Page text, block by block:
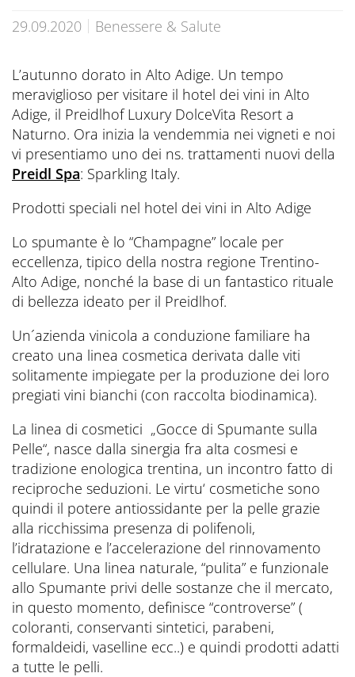
The Pools
Sauna Tower
Terme
News Blog
Escursioni & esperienze
Last Minute
Contatti
Prospetti
Informazioni Utili
29.09.2020 Benessere & Salute
L’autunno dorato in Alto Adige. Un tempo
meraviglioso per visitare il hotel dei vini in Alto
Adige, il Preidlhof Luxury DolceVita Resort a
Naturno. Ora inizia la vendemmia nei vigneti e noi
vi presentiamo uno dei ns. trattamenti nuovi della
Preidl Spa: Sparkling Italy.
Prodotti speciali nel hotel dei vini in Alto Adige
Lo spumante è lo “Champagne” locale per
eccellenza, tipico della nostra regione Trentino-
Alto Adige, nonché la base di un fantastico rituale
di bellezza ideato per il Preidlhof.
Un´azienda vinicola a conduzione familiare ha
creato una linea cosmetica derivata dalle viti
solitamente impiegate per la produzione dei loro
pregiati vini bianchi (con raccolta biodinamica).
La linea di cosmetici „Gocce di Spumante sulla
Pelle“, nasce dalla sinergia fra alta cosmesi e
tradizione enologica trentina, un incontro fatto di
reciproche seduzioni. Le virtu‘ cosmetiche sono
quindi il potere antiossidante per la pelle grazie
alla ricchissima presenza di polifenoli,
l’idratazione e l’accelerazione del rinnovamento
cellulare. Una linea naturale, “pulita” e funzionale
allo Spumante privi delle sostanze che il mercato,
in questo momento, definisce “controverse” (
coloranti, conservanti sintetici, parabeni,
formaldeidi, vaselline ecc..) e quindi prodotti adatti
a tutte le pelli.